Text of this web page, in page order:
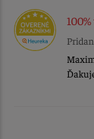
100%